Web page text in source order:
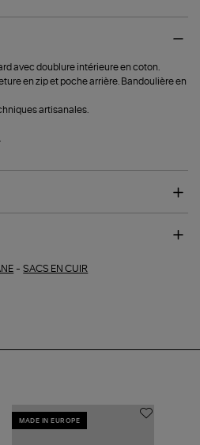
avec doublure intérieure en coton.
en zip et poche arrière. Bandoulière en
artisanales.
-SACS EN CUIR
MADE IN EUROPE